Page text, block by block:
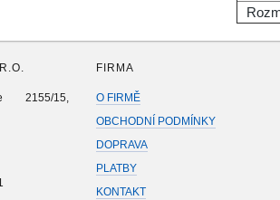
2155/15,
FIRMA
O FIRMĚ
OBCHODNÍ PODMÍNKY
DOPRAVA
PLATBY
KONTAKT